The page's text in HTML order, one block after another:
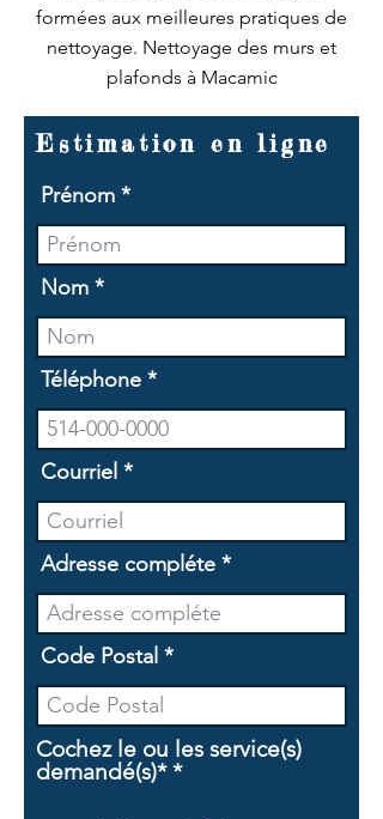
formées aux meilleures pratiques de
nettoyage. Nettoyage des murs et
plafonds à Macamic
Estimation en ligne
Prénom
Nom
Téléphone
Courriel
Adresse compléte
Code Postal
Cochez le ou les service(s)
demandé(s)* *O